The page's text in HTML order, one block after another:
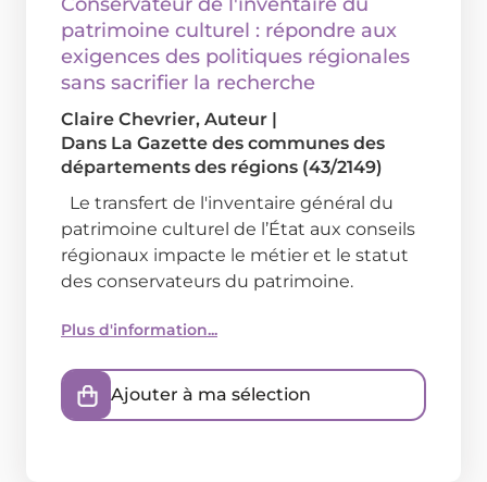
patrimoine culturel : répondre aux
exigences des politiques régionales
sans sacrifier la recherche
Claire Chevrier, Auteur |
Dans La Gazette des communes des
départements des régions (43/2149)
Le transfert de l'inventaire général du
patrimoine culturel de l’État aux conseils
régionaux impacte le métier et le statut
des conservateurs du patrimoine.
Plus d'information...
Ajouter à ma sélection